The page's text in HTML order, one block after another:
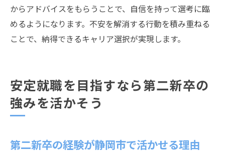
からアドバイスをもらうことで、自信を持って選考に臨
めるようになります。不安を解消する行動を積み重ねる
ことで、納得できるキャリア選択が実現します。
安定就職を目指すなら第二新卒の
強みを活かそう
第二新卒の経験が静岡市で活かせる理由